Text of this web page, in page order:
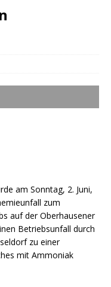
am Sonntag, 2. Juni,
zum
auf der Oberhausener
Betriebsunfall durch
zu einer
mit Ammoniak